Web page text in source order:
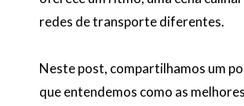
redes de transporte diferentes.
Neste post, compartilhamos um
que entendemos como as